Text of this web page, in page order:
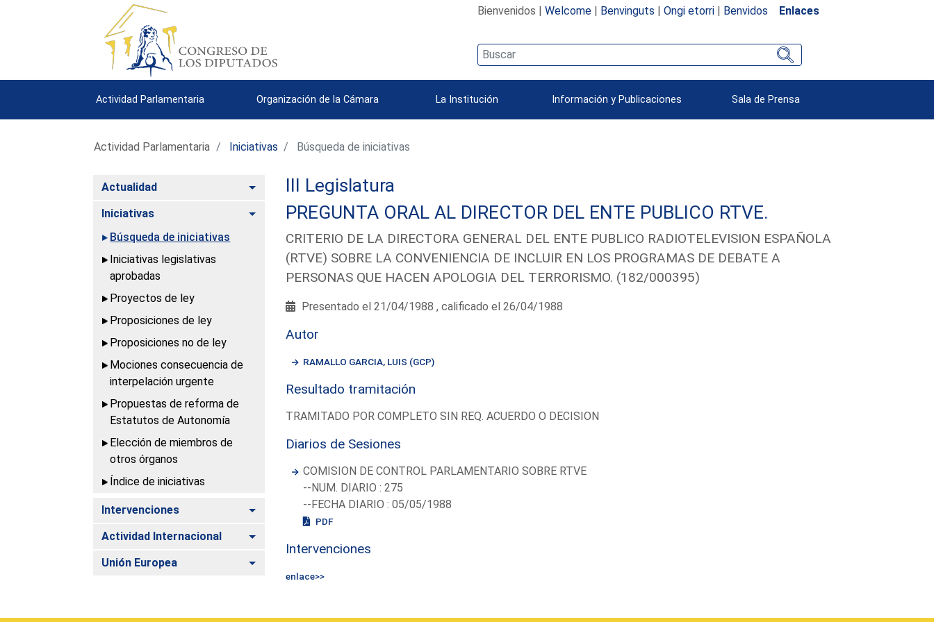
Bienvenidos | Welcome| Benvinguts | Ongi etorri| Benvidos Enlaces
Actividad Parlamentaria Organización de la Cámara La Institución Información y Publicaciones Sala de Prensa
Actividad Parlamentaria Iniciativas Búsqueda de iniciativas
Actualidad Alternar
Iniciativas
Alternar
Búsqueda de iniciativas
Iniciativas legislativas
aprobadas
Proyectos de ley
Proposiciones de ley
Proposiciones no de ley
Mociones consecuencia de
interpelación urgente
Propuestas de reforma de
Estatutos de Autonomía
Elección de miembros de
otros órganos
Índice de iniciativas
Intervenciones Alternar
Actividad Internacional Alternar
Unión Europea Alternar
III Legislatura
PREGUNTA ORAL AL DIRECTOR DEL ENTE PUBLICO RTVE.
CRITERIO DE LA DIRECTORA GENERAL DEL ENTE PUBLICO RADIOTELEVISION ESPAÑOLA
(RTVE) SOBRE LA CONVENIENCIA DE INCLUIR EN LOS PROGRAMAS DE DEBATE A
PERSONAS QUE HACEN APOLOGIA DEL TERRORISMO. (182/000395)
Presentado el 21/04/1988 , calificado el 26/04/1988
Autor
RAMALLO GARCIA, LUIS (GCP)
Resultado tramitación
TRAMITADO POR COMPLETO SIN REQ. ACUERDO O DECISION
Diarios de Sesiones
COMISION DE CONTROL PARLAMENTARIO SOBRE RTVE
--NUM. DIARIO : 275
--FECHA DIARIO : 05/05/1988
PDF
Intervenciones
enlace>>